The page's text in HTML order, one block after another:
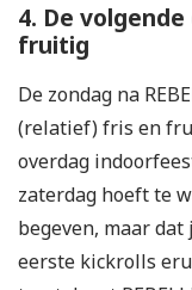
4. De
fruitig
De zondag na
(relatief) fris en
overdag
zaterdag hoeft te
begeven, maar
eerste kickrolls